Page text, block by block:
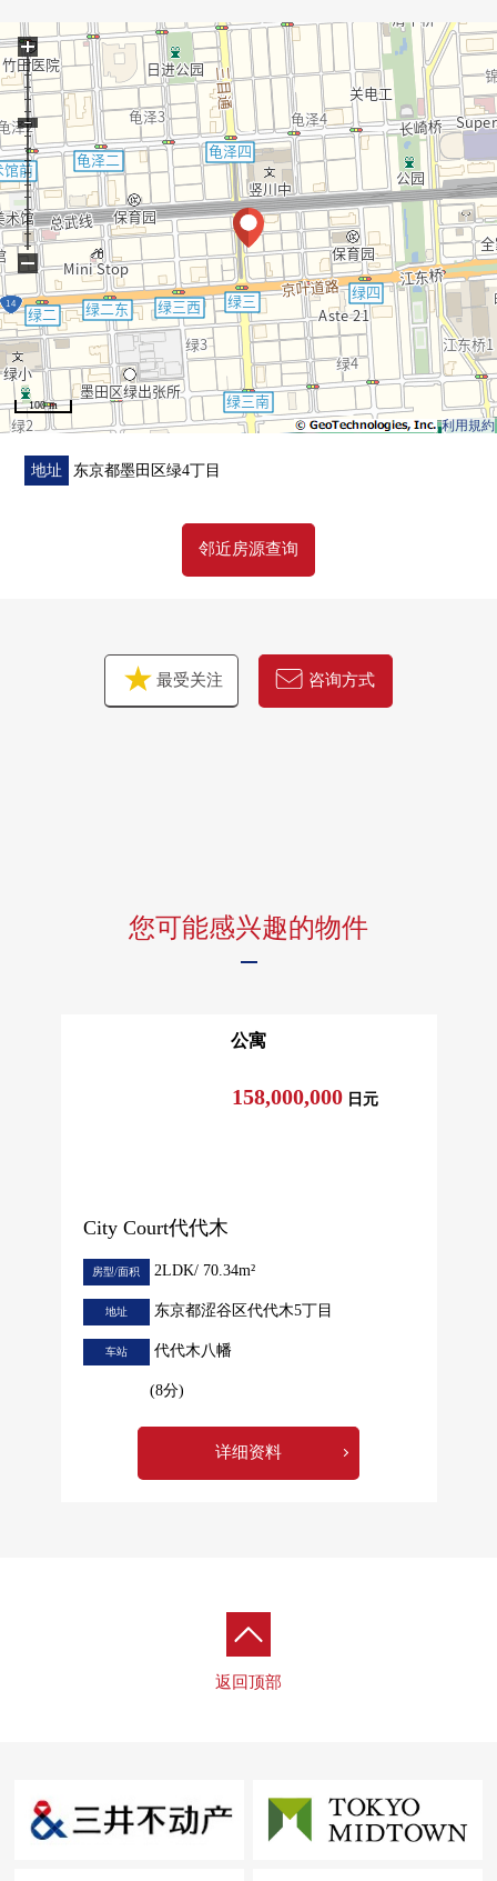
0 步入式衣帽间(约6.0张塌塌米西式房间)
0 宠物2只饲养可(有特殊规则)
0 安全的高的双层防盗门系统
0 24小时都可以外出丢垃圾
0 智能快递柜
0 入口休息室
■翻新内容━━━━━━━━・・・・・
○ Cross换新(LDK，西式房间约5.0张塌塌米，厕所)、热
水器交换(2026年5月实施)
○ 室内清洁(2026年6月实施)
利用規約
100 m
+
−
地址 东京都墨田区绿4丁目
邻近房源查询
最受关注 咨询方式
您可能感兴趣的物件
公寓
City Court代代木
158,000,000 日元
房型/面积 2LDK/ 70.34m²
地址 东京都涩谷区代代木5丁目
车站 代代木八幡
(8分)
详细资料
返回顶部